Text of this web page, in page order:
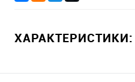
ХАРАКТЕРИСТИКИ: